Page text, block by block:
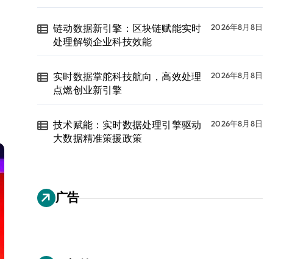
链动数据新引擎：区块链赋能实时
处理解锁企业科技效能
2026年8月8日
实时数据掌舵科技航向，高效处理
点燃创业新引擎
2026年8月8日
技术赋能：实时数据处理引擎驱动
大数据精准策援政策
2026年8月8日
广告